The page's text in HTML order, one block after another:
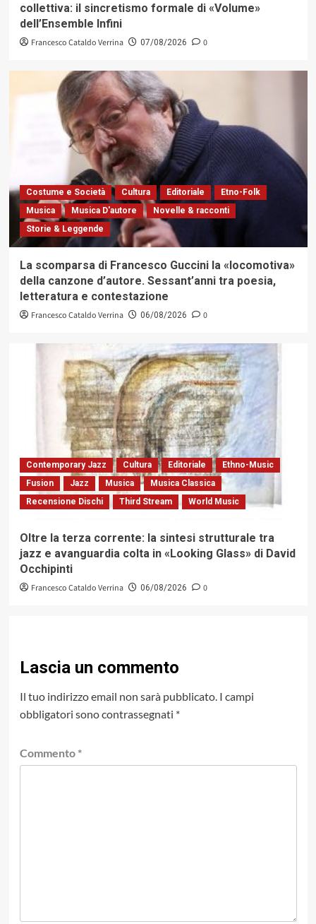
collettiva: il sincretismo formale di «Volume»
dell’Ensemble Infini
Francesco Cataldo Verrina 07/08/2026 0
Costume e Società Cultura Editoriale
Etno-Folk
Musica
Musica D'autore
Novelle & racconti
Storie & Leggende
La scomparsa di Francesco Guccini la «locomotiva»
della canzone d’autore. Sessant’anni tra poesia,
letteratura e contestazione
Francesco Cataldo Verrina 06/08/2026 0
Contemporary Jazz Cultura Editoriale
Ethno-Music
Fusion
Jazz Musica
Musica Classica
Recensione Dischi
Third Stream World Music
Oltre la terza corrente: la sintesi strutturale tra
jazz e avanguardia colta in «Looking Glass» di David
Occhipinti
Francesco Cataldo Verrina 06/08/2026 0
Lascia un commento
Il tuo indirizzo email non sarà pubblicato. I campi
obbligatori sono contrassegnati *
Commento *